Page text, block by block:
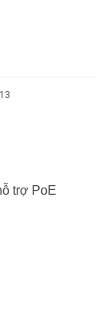
trợ PoE